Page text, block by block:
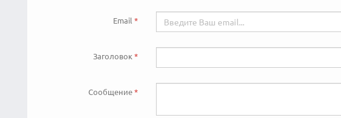
Email
Заголовок
Сообщение